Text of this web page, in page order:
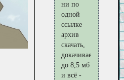
ни по
одной
ссылке
архив
скачать,
докачивает
до 8,5 мб
и всё -